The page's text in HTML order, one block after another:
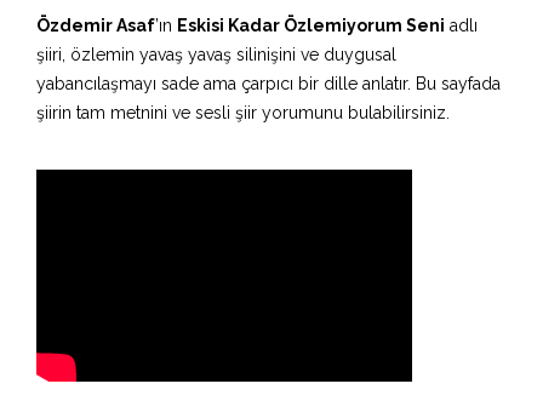
Özdemir Asaf’ın Eskisi Kadar Özlemiyorum Seni adlı
şiiri, özlemin yavaş yavaş silinişini ve duygusal
yabancılaşmayı sade ama çarpıcı bir dille anlatır. Bu sayfada
şiirin tam metnini ve sesli şiir yorumunu bulabilirsiniz.